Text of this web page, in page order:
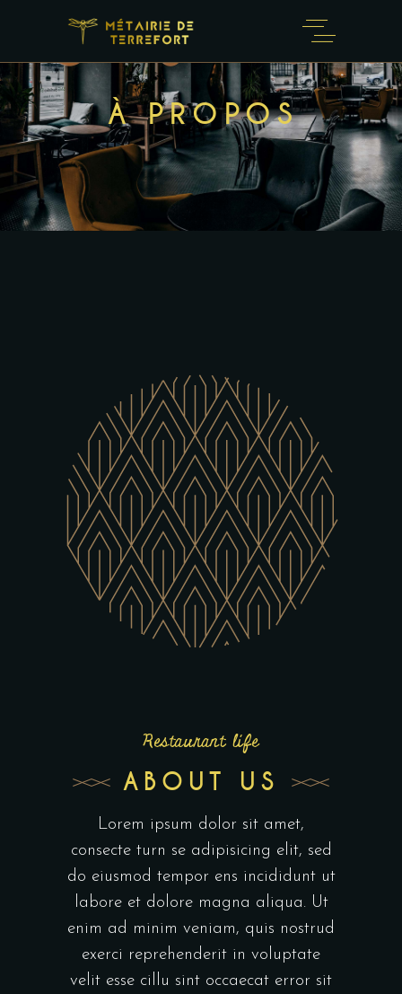
À PROPOS
Restaurant life
ABOUT US
Lorem ipsum dolor sit amet,
consecte turn se adipisicing elit, sed
do eiusmod tempor ens incididunt ut
labore et dolore magna aliqua. Ut
enim ad minim veniam, quis nostrud
exerci reprehenderit in voluptate
velit esse cillu sint occaecat error sit